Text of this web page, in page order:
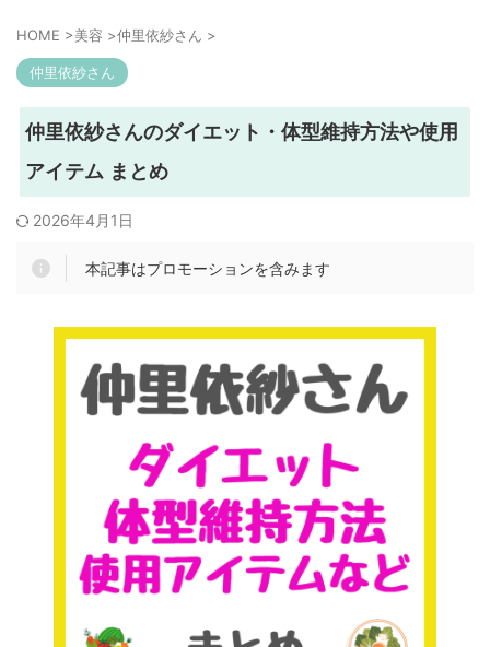
HOME >美容 >仲里依紗さん >
仲里依紗さん
仲里依紗さんのダイエット・体型維持方法や使用
アイテム まとめ
2026年4月1日
本記事はプロモーションを含みます